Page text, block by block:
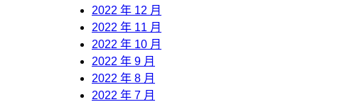
2022 年 12 月
2022 年 11 月
2022 年 10 月
2022 年 9 月
2022 年 8 月
2022 年 7 月